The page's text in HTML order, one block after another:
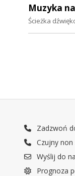
Muzyka
Ścieżka
Zadzwoń
Czujny
Wyślij do
Prognoza